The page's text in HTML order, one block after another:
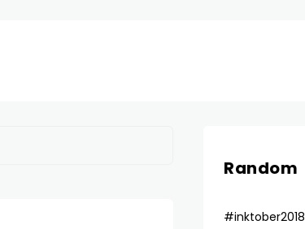
Random
#inktober2018